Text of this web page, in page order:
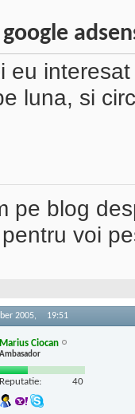
google
eu
luna, si
pe blog
voi
2005, 19:51
Marius Ciocan
Ambasador
Reputatie: 40